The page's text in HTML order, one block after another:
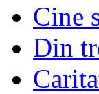
Cine
Din